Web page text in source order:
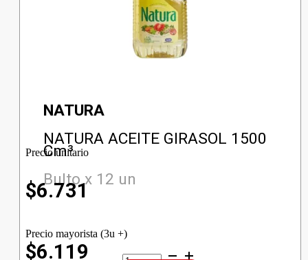
NATURA
NATURA ACEITE GIRASOL 1500
Cm³
Bulto x 12 un
Precio unitario
$6.731
Precio mayorista (3u +)
$6.119
NATURA